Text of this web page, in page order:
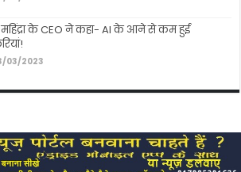
के CEO ने कहा- AI के आने से कम हुई
03/2023